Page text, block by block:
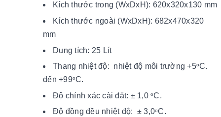
Kích thước trong (WxDxH): 620x320x130 mm
Kích thước ngoài (WxDxH): 682x470x320
mm
Dung tích: 25 Lít
Thang nhiệt độ: nhiệt độ môi trường +5oC.
đến +99oC.
Độ chính xác cài đặt: ± 1,0 oC.
Độ đồng đều nhiệt độ: ± 3,0oC.